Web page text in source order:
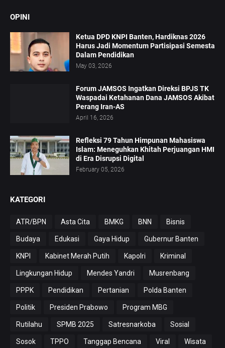
OPINI
Ketua DPD KNPI Banten, Hardiknas 2026
Harus Jadi Momentum Partisipasi Semesta
Dalam Pendidikan
May 03, 2026
Forum JAMSOS Ingatkan Direksi BPJS TK
Waspadai Ketahanan Dana JAMSOS Akibat
Perang Iran-AS
April 16, 2026
Refleksi 79 Tahun Himpunan Mahasiswa
Islam: Meneguhkan Khitah Perjuangan HMI
di Era Disrupsi Digital
February 05, 2026
KATEGORI
ATR/BPN Asta Cita BMKG BNN Bisnis
Budaya Edukasi Gaya Hidup Gubernur Banten
KNPI Kabinet Merah Putih Kapolri Kriminal
Lingkungan Hidup Mendes Yandri Musrenbang
PPPK Pendidikan Pertanian Polda Banten
Politik Presiden Prabowo Program MBG
Rutilahu SPMB 2025 Satresnarkoba Sosial
Sosok TPPO Tanggap Bencana Viral Wisata